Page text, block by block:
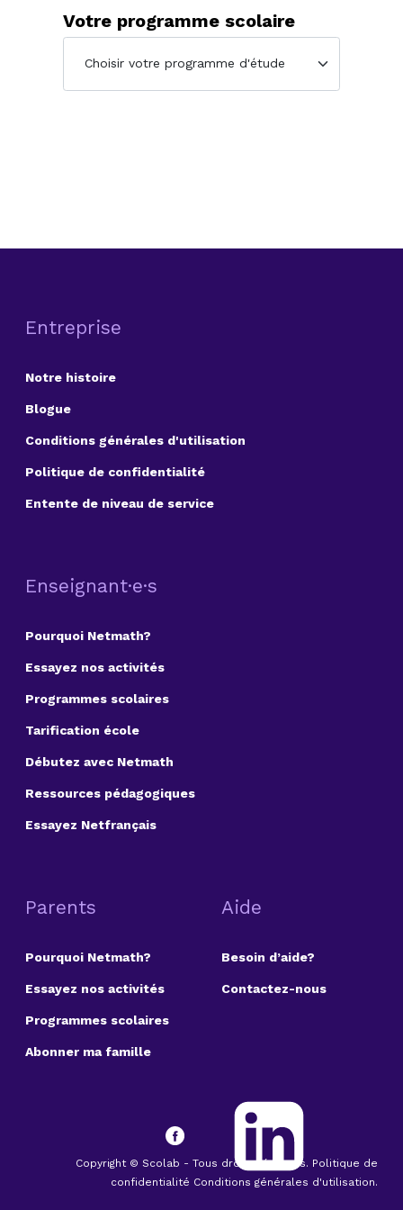
Votre programme scolaire
Entreprise
Notre histoire
Blogue
Conditions générales d'utilisation
Politique de confidentialité
Entente de niveau de service
Enseignant·e·s
Pourquoi Netmath?
Essayez nos activités
Programmes scolaires
Tarification école
Débutez avec Netmath
Ressources pédagogiques
Essayez Netfrançais
Parents
Pourquoi Netmath?
Essayez nos activités
Programmes scolaires
Abonner ma famille
Aide
Besoin d’aide?
Contactez-nous
Copyright © Scolab - Tous droits réservés. Politique de
confidentialité Conditions générales d'utilisation.